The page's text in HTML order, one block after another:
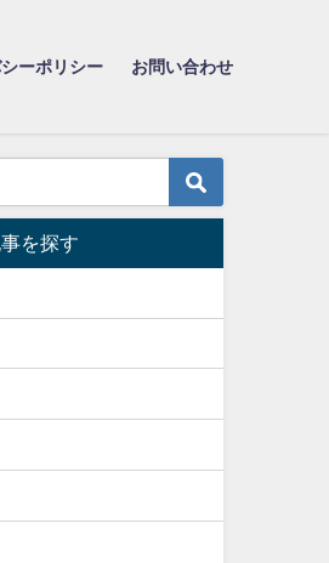
ーポリシー お問い合わせ
を探す